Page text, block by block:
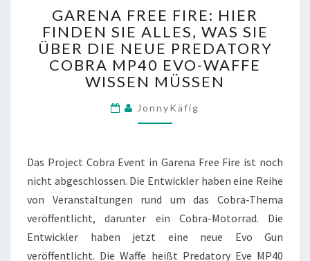
FREE
FIRE:
HIER
FINDEN
SIE
ALLES,
WAS
SIE
NEUE
PREDATORY
COBRA
MP40
WAFFE
GARENA FREE FIRE: HIER
FINDEN SIE ALLES, WAS SIE
ÜBER DIE NEUE PREDATORY
COBRA MP40 EVO-WAFFE
WISSEN MÜSSEN
JonnyKäfig
Das Project Cobra Event in Garena Free Fire ist noch
nicht abgeschlossen. Die Entwickler haben eine Reihe
von Veranstaltungen rund um das Cobra-Thema
veröffentlicht, darunter ein Cobra-Motorrad. Die
Entwickler haben jetzt eine neue Evo Gun
veröffentlicht. Die Waffe heißt Predatory Eve MP40